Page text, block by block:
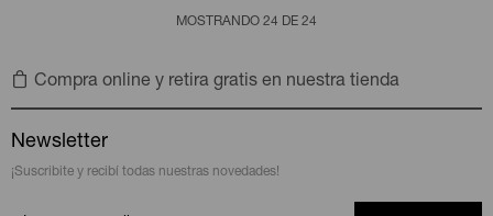
MOSTRANDO 24 DE 24
Compra online y retira gratis en nuestra tienda
Newsletter
¡Suscribite y recibí todas nuestras novedades!